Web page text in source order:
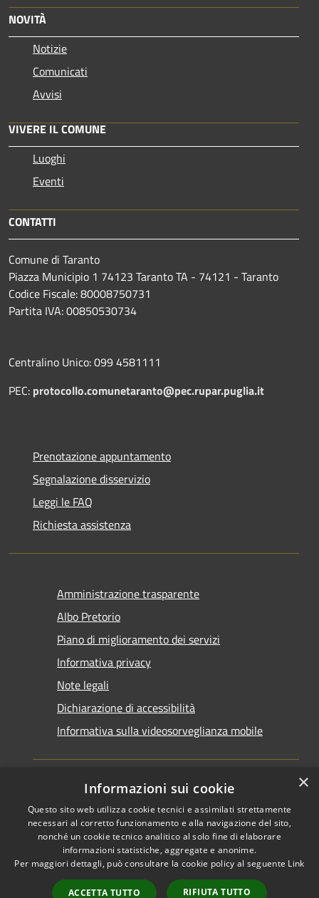
NOVITÀ
Notizie
Comunicati
Avvisi
VIVERE IL COMUNE
Luoghi
Eventi
CONTATTI
Comune di Taranto
Piazza Municipio 1 74123 Taranto TA - 74121 - Taranto
Codice Fiscale: 80008750731
Partita IVA: 00850530734
Centralino Unico: 099 4581111
PEC: protocollo.comunetaranto@pec.rupar.puglia.it
Prenotazione appuntamento
Segnalazione disservizio
Leggi le FAQ
Richiesta assistenza
Amministrazione trasparente
Albo Pretorio
Piano di miglioramento dei servizi
Informativa privacy
Note legali
Dichiarazione di accessibilità
Informativa sulla videosorveglianza mobile
RSS
Accessibilità
Cookie
Mappa del sito
Copyright © 2026 • Comune di
Taranto • Powered by
Municipium•Accesso
redazione
×
Informazioni sui cookie
Questo sito web utilizza cookie tecnici e assimilati strettamente
necessari al corretto funzionamento e alla navigazione del sito,
nonché un cookie tecnico analitico al solo fine di elaborare
informazioni statistiche, aggregate e anonime.
Per maggiori dettagli, può consultare la cookie policy al seguente Link
ACCETTA TUTTO RIFIUTA TUTTO